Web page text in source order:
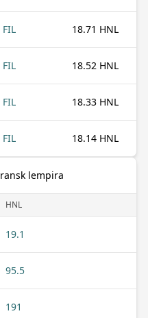
18.71 HNL
18.52 HNL
18.33 HNL
18.14 HNL
lempira
HNL
19.1
95.5
191